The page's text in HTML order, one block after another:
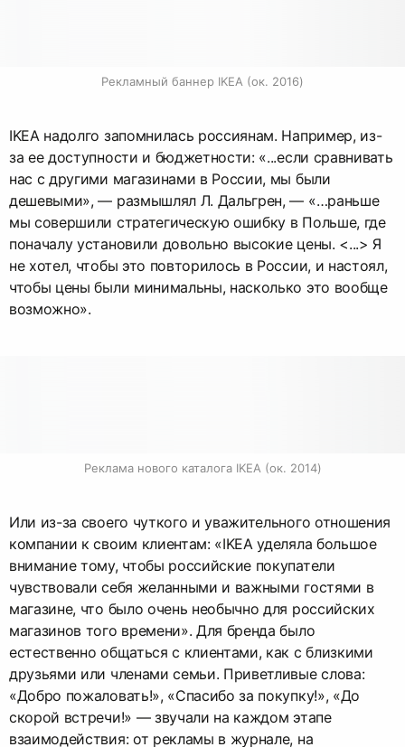
Рекламный баннер IKEA (ок. 2016)
IKEA надолго запомнилась россиянам. Например, из-
за ее доступности и бюджетности: «...если сравнивать
нас с другими магазинами в России, мы были
дешевыми», — размышлял Л. Дальгрен, — «…раньше
мы совершили стратегическую ошибку в Польше, где
поначалу установили довольно высокие цены. <...> Я
не хотел, чтобы это повторилось в России, и настоял,
чтобы цены были минимальны, насколько это вообще
возможно».
Реклама нового каталога IKEA (ок. 2014)
Или из-за своего чуткого и уважительного отношения
компании к своим клиентам: «IKEA уделяла большое
внимание тому, чтобы российские покупатели
чувствовали себя желанными и важными гостями в
магазине, что было очень необычно для российских
магазинов того времени». Для бренда было
естественно общаться с клиентами, как с близкими
друзьями или членами семьи. Приветливые слова:
«Добро пожаловать!», «Спасибо за покупку!», «До
скорой встречи!» — звучали на каждом этапе
взаимодействия: от рекламы в журнале, на